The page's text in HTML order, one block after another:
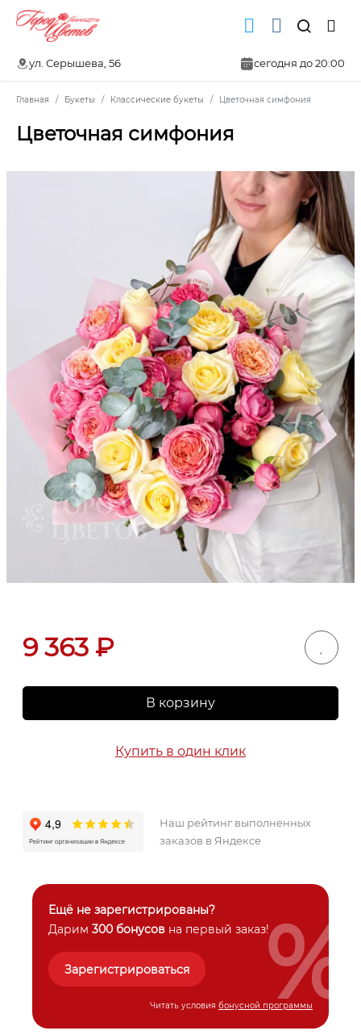
ул. Серышева, 56 сегодня до 20:00
Главная Букеты Классические букеты Цветочная симфония
Цветочная симфония
9 363 ₽
В корзину
Купить в один клик
Наш рейтинг выполненных
заказов в Яндексе
Ещё не зарегистрированы?
Дарим 300 бонусов на первый заказ!
Зарегистрироваться
Читать условия бонусной программы
%